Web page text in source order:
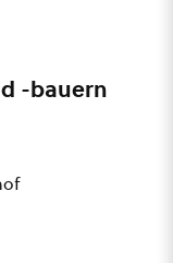
-bauern